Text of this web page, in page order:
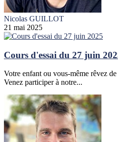
Nicolas GUILLOT
21 mai 2025
Cours d'essai du 27 juin
Votre enfant ou vous-même rêvez
Venez participer à notre...